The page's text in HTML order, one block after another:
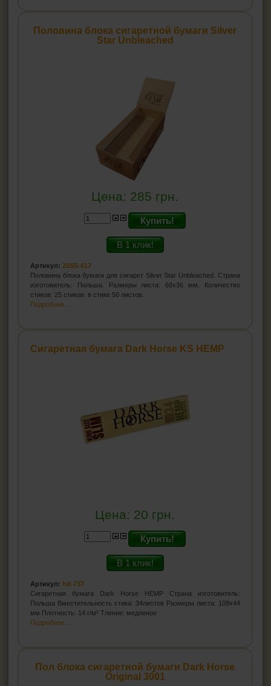
Половина блока сигаретной бумаги Silver
Star Unbleached
Цена: 285 грн.
Купить!
В 1 клик!
Артикул: 25SS-617
Половина блока бумаги для сигарет Silver Star Unbleached. Страна
изготовитель: Польша. Размеры листа: 68х36 мм. Количество
стиков: 25 стиков. в стике 50 листов.
Подробнее...
Сигаретная бумага Dark Horse KS HEMP
Цена: 20 грн.
Купить!
В 1 клик!
Артикул: hd-737
Сигаретная бумага Dark Horse HEMP Страна изготовитель:
Польша Вместительность стика: 34листов Размеры листа: 108x44
мм Плотность: 14 г/м² Тление: медленое
Подробнее...
Пол блока сигаретной бумаги Dark Horse
Original 3001